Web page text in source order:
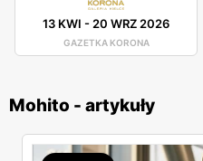
13 KWI - 20 WRZ 2026
GAZETKA KORONA
Mohito - artykuły